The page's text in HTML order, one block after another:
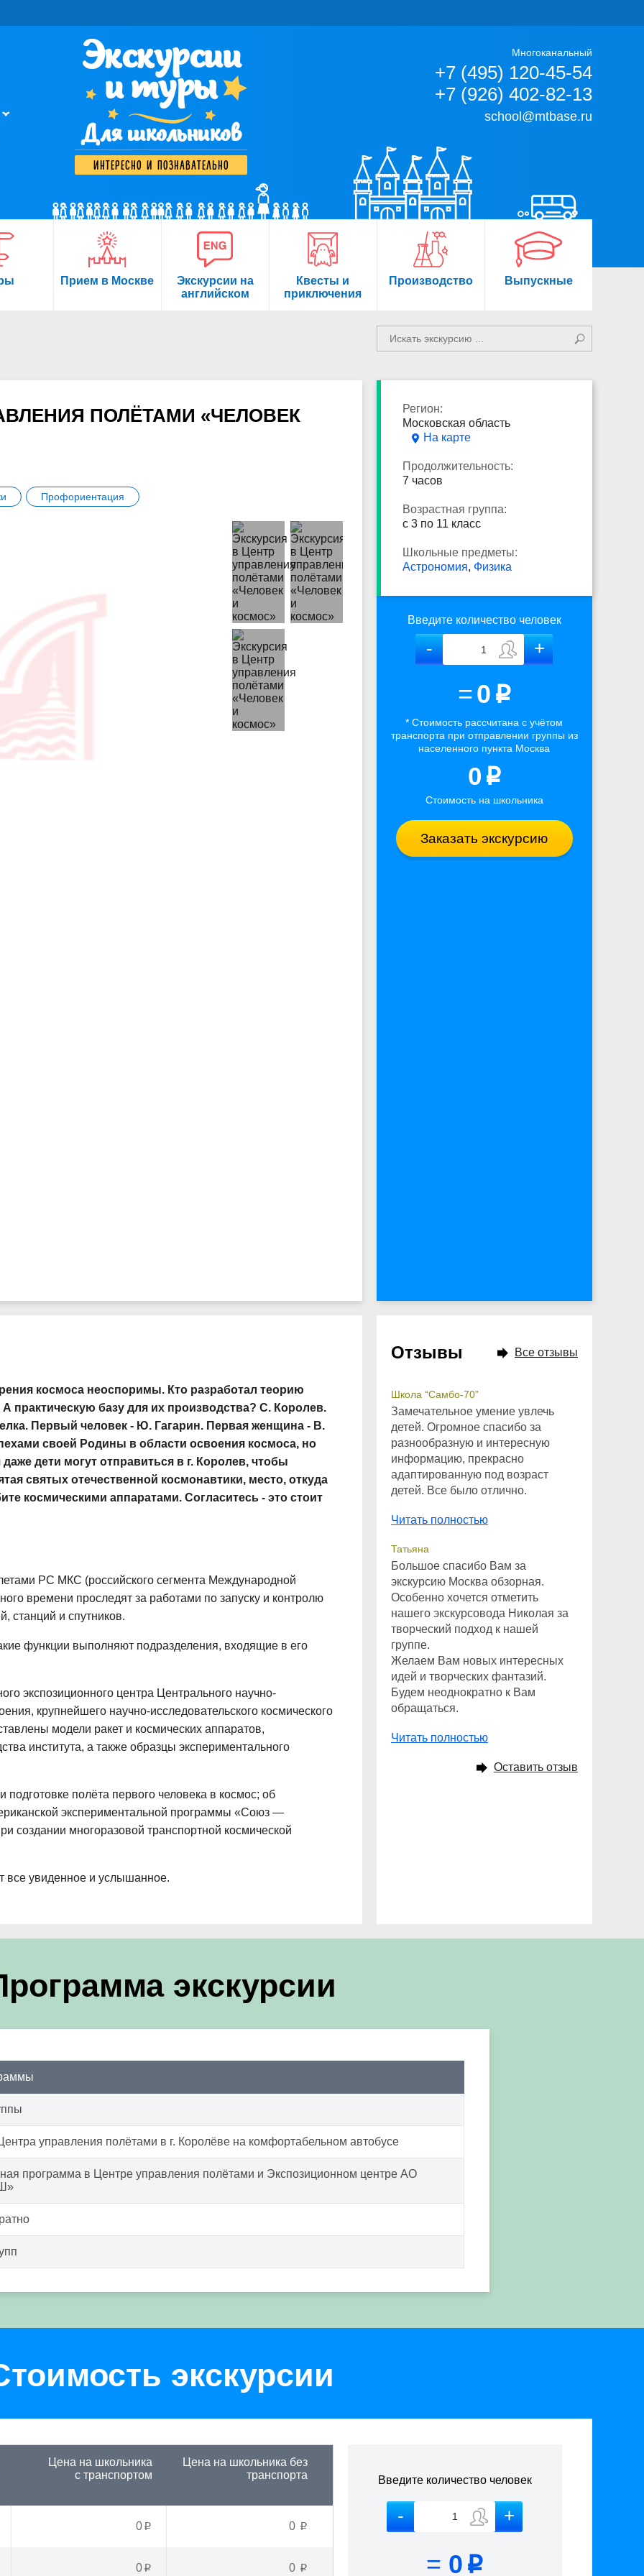
Экскурсии
и туры
Для школьников
интересно и познавательно
Многоканальный
+7 (495) 120-45-54
+7 (926) 402-82-13
school@mtbase.ru
Прием в Москве
Экскурсии на
английском
Квесты и
приключения
Производство Выпускные
ПОЛЁТАМИ «ЧЕЛОВЕК
Профориентация
Регион:
Московская область
На карте
Продолжительность:
7 часов
Возрастная группа:
с 3 по 11 класс
Школьные предметы:
Астрономия, Физика
Введите количество человек
=0 p
* Стоимость рассчитанас учётом
транспорта при отправлении группы из
населенного пункта Москва
0 p
Стоимость на школьника
Заказать экскурсию
космоса неоспоримы. Кто разработал теорию
практическую базу для их производства? С. Королев.
Первый человек - Ю. Гагарин. Первая женщина - В.
своей Родины в области освоения космоса, но
дети могут отправиться в г. Королев, чтобы
святых отечественной космонавтики, место, откуда
космическими аппаратами. Согласитесь - это стоит
РС МКС (российского сегмента Международной
времени проследят за работами по запуску и контролю
станций и спутников.
функции выполняют подразделения, входящие в его
экспозиционного центра Центрального научно-
крупнейшего научно-исследовательского космического
модели ракет и космических аппаратов,
института, а также образцы экспериментального
подготовке полёта первого человека в космос; об
экспериментальной программы «Союз —
создании многоразовой транспортной космической
все увиденное и услышанное.
Отзывы Все отзывы
Школа “Самбо-70”
Замечательное умение увлечь
детей. Огромное спасибо за
разнообразную и интересную
информацию, прекрасно
адаптированную под возраст
детей. Все было отлично.
Читать полностью
Татьяна
Большое спасибо Вам за
экскурсию Москва обзорная.
Особенно хочется отметить
нашего экскурсовода Николая за
творческий подход к нашей
группе.
Желаем Вам новых интересных
идей и творческих фантазий.
Будем неоднократно к Вам
обращаться.
Читать полностью
Оставить отзыв
экскурсии
управления полётами в г. Королёве на комфортабельном автобусе
программа в Центре управления полётами и Экспозиционном центре АО
экскурсии
Цена на школьника
с транспортом
Цена на школьника без
транспорта
0p 0 p
0p 0 p
Введите количество человек
= 0 p